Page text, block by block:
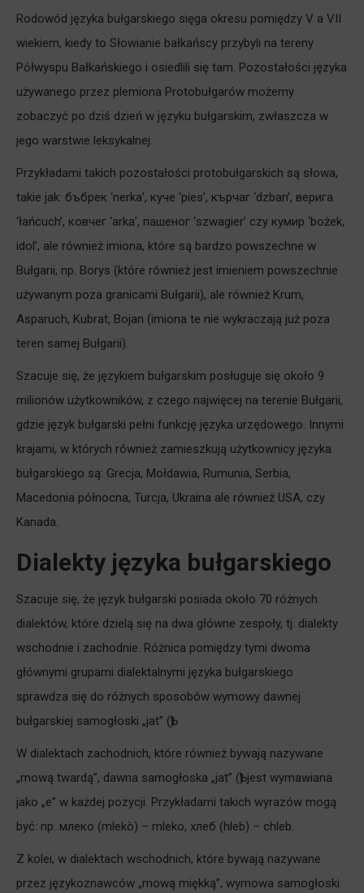
Rodowód języka bułgarskiego sięga okresu pomiędzy V a VII
wiekiem, kiedy to Słowianie bałkańscy przybyli na tereny
Półwyspu Bałkańskiego i osiedlili się tam. Pozostałości języka
używanego przez plemiona Protobułgarów możemy
zobaczyć po dziś dzień w języku bułgarskim, zwłaszcza w
jego warstwie leksykalnej.
Przykładami takich pozostałości protobułgarskich są słowa,
takie jak: бъбрек ‘nerka’, куче ‘pies’, кърчаг ‘dzban’, верига
‘łańcuch’, ковчег ‘arka’, пашеног ‘szwagier’ czy кумир ‘bożek,
idol’, ale również imiona, które są bardzo powszechne w
Bułgarii, np. Borys (które również jest imieniem powszechnie
używanym poza granicami Bułgarii), ale również Krum,
Asparuch, Kubrat, Bojan (imiona te nie wykraczają już poza
teren samej Bułgarii).
Szacuje się, że językiem bułgarskim posługuje się około 9
milionów użytkowników, z czego najwięcej na terenie Bułgarii,
gdzie język bułgarski pełni funkcję języka urzędowego. Innymi
krajami, w których również zamieszkują użytkownicy języka
bułgarskiego są: Grecja, Mołdawia, Rumunia, Serbia,
Macedonia północna, Turcja, Ukraina ale również USA, czy
Kanada.
Dialekty języka bułgarskiego
Szacuje się, że język bułgarski posiada około 70 różnych
dialektów, które dzielą się na dwa główne zespoły, tj. dialekty
wschodnie i zachodnie. Różnica pomiędzy tymi dwoma
głównymi grupami dialektalnymi języka bułgarskiego
sprawdza się do różnych sposobów wymowy dawnej
bułgarskiej samogłoski „jat” (Ѣ).
W dialektach zachodnich, które również bywają nazywane
„mową twardą”, dawna samogłoska „jat” (Ѣ) jest wymawiana
jako „e” w każdej pozycji. Przykładami takich wyrazów mogą
być: np. млеко (mlekò) – mleko, хлеб (hleb) – chleb.
Z kolei, w dialektach wschodnich, które bywają nazywane
przez językoznawców „mową miękką”, wymowa samogłoski